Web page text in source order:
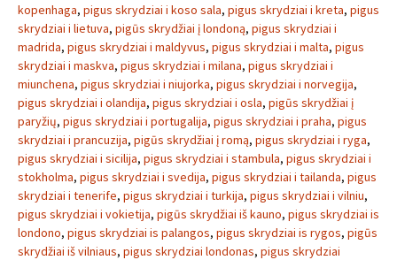
kopenhaga, pigus skrydziai i koso sala, pigus skrydziai i kreta, pigus
skrydziai i lietuva, pigūs skrydžiai į londoną, pigus skrydziai i
madrida, pigus skrydziai i maldyvus, pigus skrydziai i malta, pigus
skrydziai i maskva, pigus skrydziai i milana, pigus skrydziai i
miunchena, pigus skrydziai i niujorka, pigus skrydziai i norvegija,
pigus skrydziai i olandija, pigus skrydziai i osla, pigūs skrydžiai į
paryžių, pigus skrydziai i portugalija, pigus skrydziai i praha, pigus
skrydziai i prancuzija, pigūs skrydžiai į romą, pigus skrydziai i ryga,
pigus skrydziai i sicilija, pigus skrydziai i stambula, pigus skrydziai i
stokholma, pigus skrydziai i svedija, pigus skrydziai i tailanda, pigus
skrydziai i tenerife, pigus skrydziai i turkija, pigus skrydziai i vilniu,
pigus skrydziai i vokietija, pigūs skrydžiai iš kauno, pigus skrydziai is
londono, pigus skrydziai is palangos, pigus skrydziai is rygos, pigūs
skrydžiai iš vilniaus, pigus skrydziai londonas, pigus skrydziai